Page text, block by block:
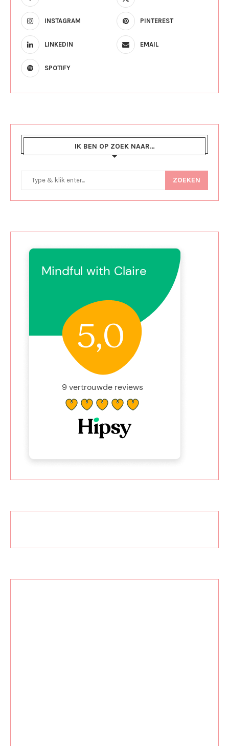
INSTAGRAM PINTEREST
LINKEDIN EMAIL
SPOTIFY
IK BEN OP ZOEK NAAR…
ZOEKEN